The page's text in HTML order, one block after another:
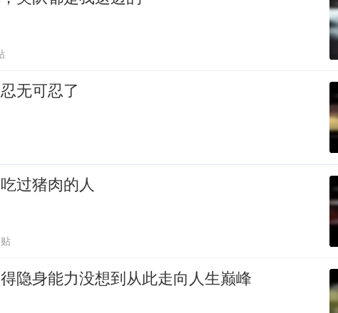
无可忍了
过猪肉的人
隐身能力没想到从此走向人生巅峰